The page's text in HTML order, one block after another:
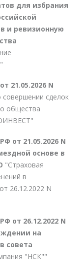
для избрания
и ревизионную
21.05.2026 N
сделок
общества
от 21.05.2026 N
основе в
"Страховая
в
26.12.2022 N
от 26.12.2022 N
на
совета
"НСК""